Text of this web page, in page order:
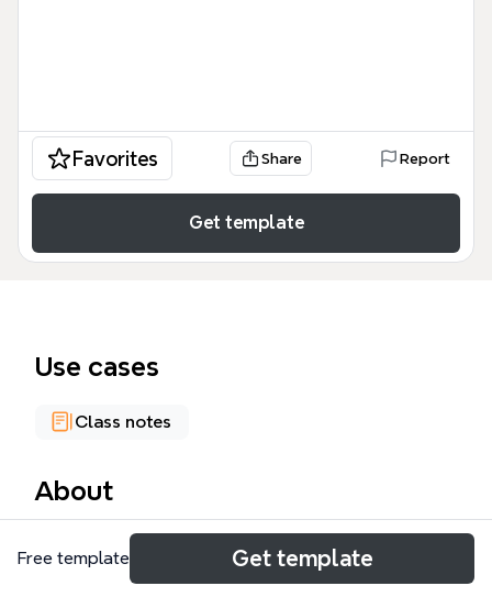
Favorites Share Report
Get template
Use cases
Class notes
About
El mapa mental 'Procesos básicos del pensamiento'
cubre 68 nodos que explican habilidades cognitivas
Free template Get template